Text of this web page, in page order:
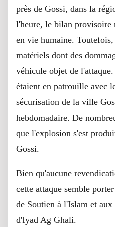
près de Gossi, dans la
l'heure, le bilan provisoire
en vie humaine.
matériels dont des
véhicule objet de
étaient en patrouille avec
sécurisation de la ville
hebdomadaire. De
que l'explosion s'est
Gossi.
Bien qu'aucune
cette attaque semble
de Soutien à l'Islam et
d'Iyad Ag Ghali.